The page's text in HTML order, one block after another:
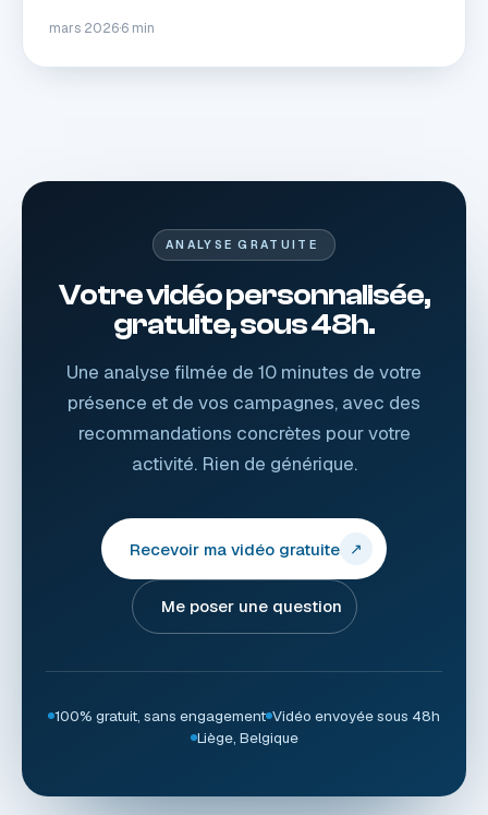
mars 2026·6 min
ANALYSE GRATUITE
Votre vidéo personnalisée,
gratuite, sous 48h.
Une analyse filmée de 10 minutes de votre
présence et de vos campagnes, avec des
recommandations concrètes pour votre
activité. Rien de générique.
Recevoir ma vidéo gratuite ↗
Me poser une question
100% gratuit, sans engagement Vidéo envoyée sous 48h
Liège, Belgique